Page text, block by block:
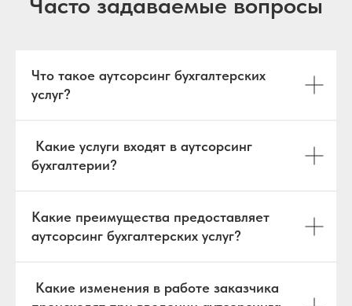
Что такое аутсорсинг бухгалтерских
услуг?
Какие услуги входят в аутсорсинг
бухгалтерии?
Какие преимущества предоставляет
аутсорсинг бухгалтерских услуг?
Какие изменения в работе заказчика